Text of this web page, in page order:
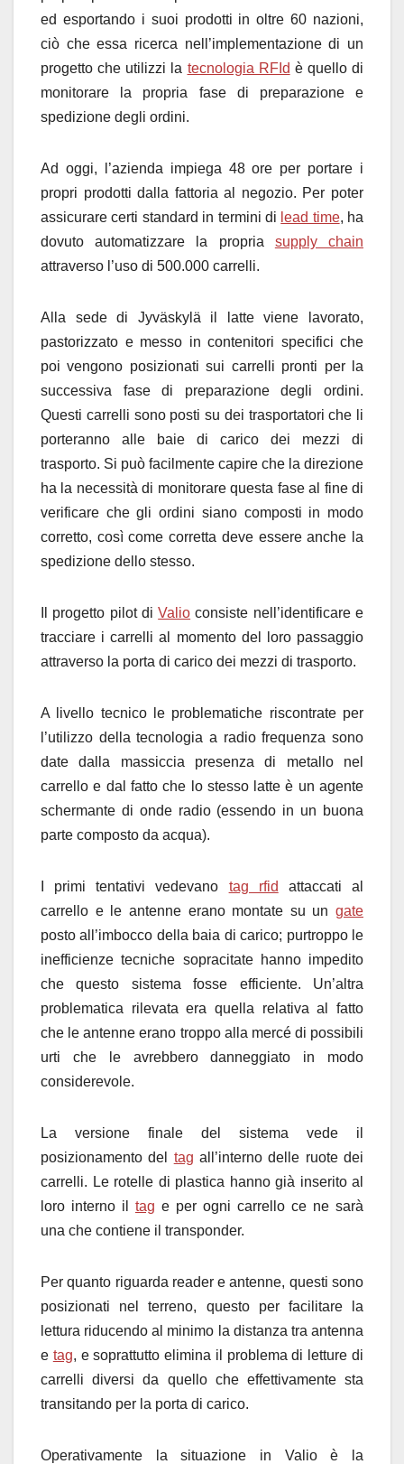
ed esportando i suoi prodotti in oltre 60 nazioni,
ciò che essa ricerca nell’implementazione di un
progetto che utilizzi la tecnologia RFId è quello di
monitorare la propria fase di preparazione e
spedizione degli ordini.
Ad oggi, l’azienda impiega 48 ore per portare i
propri prodotti dalla fattoria al negozio. Per poter
assicurare certi standard in termini di lead time, ha
dovuto automatizzare la propria supply chain
attraverso l’uso di 500.000 carrelli.
Alla sede di Jyväskylä il latte viene lavorato,
pastorizzato e messo in contenitori specifici che
poi vengono posizionati sui carrelli pronti per la
successiva fase di preparazione degli ordini.
Questi carrelli sono posti su dei trasportatori che li
porteranno alle baie di carico dei mezzi di
trasporto. Si può facilmente capire che la direzione
ha la necessità di monitorare questa fase al fine di
verificare che gli ordini siano composti in modo
corretto, così come corretta deve essere anche la
spedizione dello stesso.
Il progetto pilot diValio consiste nell’identificare e
tracciare i carrelli al momento del loro passaggio
attraverso la porta di carico dei mezzi di trasporto.
A livello tecnico le problematiche riscontrate per
l’utilizzo della tecnologia a radio frequenza sono
date dalla massiccia presenza di metallo nel
carrello e dal fatto che lo stesso latte è un agente
schermante di onde radio (essendo in un buona
parte composto da acqua).
I primi tentativi vedevano tag rfid
attaccati al
carrello e le antenne erano montate su un gate
posto all’imbocco della baia di carico; purtroppo le
inefficienze tecniche sopracitate hanno impedito
che questo sistema fosse efficiente. Un’altra
problematica rilevata era quella relativa al fatto
che le antenne erano troppo alla mercé di possibili
urti che le avrebbero danneggiato in modo
considerevole.
La versione finale del sistema vede il
posizionamento del tag all’interno delle ruote dei
carrelli. Le rotelle di plastica hanno già inserito al
loro interno il tag e per ogni carrello ce ne sarà
una che contiene il transponder.
Per quanto riguarda reader e antenne, questi sono
posizionati nel terreno, questo per facilitare la
lettura riducendo al minimo la distanza tra antenna
e tag, e soprattutto elimina il problema di letture di
carrelli diversi da quello che effettivamente sta
transitando per la porta di carico.
Operativamente la situazione in Valio è la